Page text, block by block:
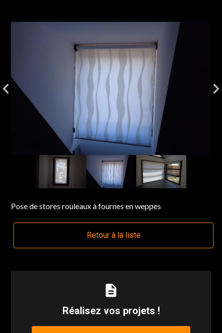
Pose de stores rouleaux à fournes en weppes
Retour à la liste
description
Réalisez vos projets !